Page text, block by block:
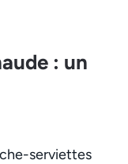
: un
serviettes